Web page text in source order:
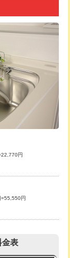
円
円
円
円
円
円
円
円
円
円
円 円
円
金表